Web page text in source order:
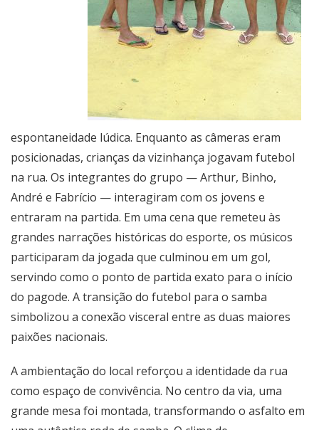
espontaneidade lúdica. Enquanto as câmeras eram
posicionadas, crianças da vizinhança jogavam futebol
na rua. Os integrantes do grupo — Arthur, Binho,
André e Fabrício — interagiram com os jovens e
entraram na partida. Em uma cena que remeteu às
grandes narrações históricas do esporte, os músicos
participaram da jogada que culminou em um gol,
servindo como o ponto de partida exato para o início
do pagode. A transição do futebol para o samba
simbolizou a conexão visceral entre as duas maiores
paixões nacionais.
A ambientação do local reforçou a identidade da rua
como espaço de convivência. No centro da via, uma
grande mesa foi montada, transformando o asfalto em